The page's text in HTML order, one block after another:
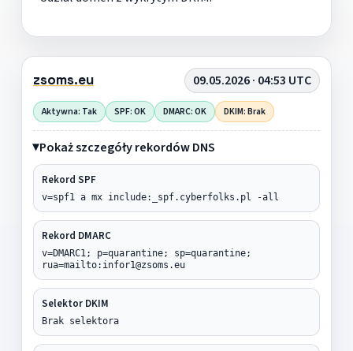
zsoms.eu 09.05.2026 · 04:53 UTC
Aktywna: Tak SPF: OK DMARC: OK DKIM: Brak
Pokaż szczegóły rekordów DNS
Rekord SPF
v=spf1 a mx include:_spf.cyberfolks.pl -all
Rekord DMARC
v=DMARC1; p=quarantine; sp=quarantine;
rua=mailto:infor1@zsoms.eu
Selektor DKIM
Brak selektora